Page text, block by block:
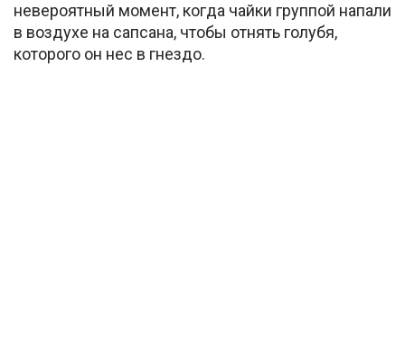
невероятный момент, когда чайки группой напали
в воздухе на сапсана, чтобы отнять голубя,
которого он нес в гнездо.